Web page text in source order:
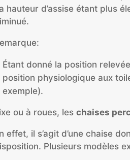
hauteur d’assise étant plus
Étant donné la position
position physiologique aux
exemple).
ou à roues, les chaises
effet, il s’agit d’une chaise
Plusieurs modèles